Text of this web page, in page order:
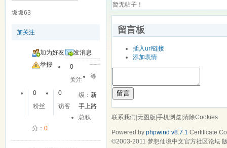
坂坂63
加关注
加为好友
发消息
举报
0
关注
0
粉丝
0
访客
等
级：新
手上路
总积
分： 0
暂无帖子！
留言板
插入url链接
添加表情
留言
联系我们|无图版|手机浏览|清除Cookies
Powered by phpwind v8.7.1 Certificate
©2003-2011 梦想仙境中文官方社区论坛